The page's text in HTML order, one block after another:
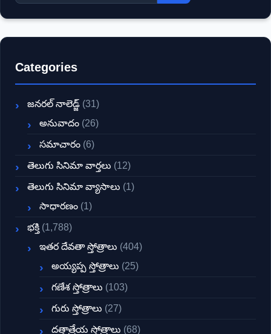
Categories
జనరల్ నాలెడ్జ్ (31)
అనువాదం (26)
సమాచారం (6)
తెలుగు సినిమా వార్తలు (12)
తెలుగు సినిమా వ్యాసాలు (1)
సాధారణం (1)
భక్తి (1,788)
ఇతర దేవతా స్తోత్రాలు (404)
అయ్యప్ప స్తోత్రాలు (25)
గణేశ స్తోత్రాలు (103)
గురు స్తోత్రాలు (27)
దత్తాత్రేయ స్తోత్రాలు (68)